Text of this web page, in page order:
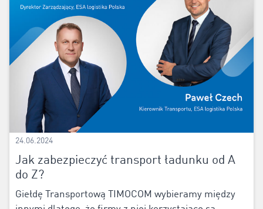
24.06.2024
Jak zabezpieczyć transport ładunku od A
do Z?
Giełdę Transportową TIMOCOM wybieramy między